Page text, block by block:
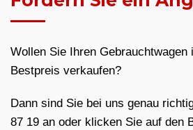
Wollen Sie Ihren Gebrauchtwagen
Bestpreis verkaufen?
Dann sind Sie bei uns genau
87 19 an oder klicken Sie auf den